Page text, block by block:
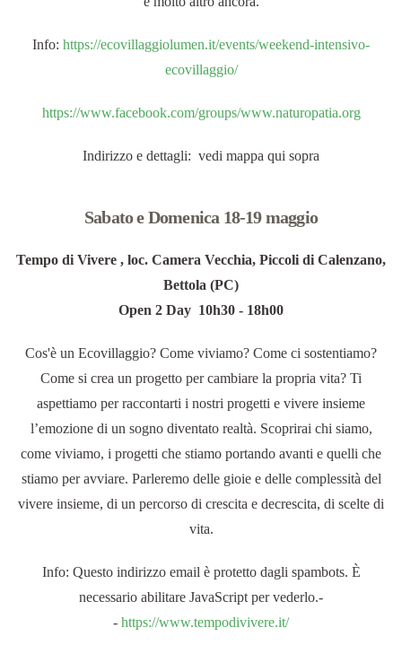
Info: https://ecovillaggiolumen.it/events/weekend-intensivo-
ecovillaggio/
https://www.facebook.com/groups/www.naturopatia.org
Indirizzo e dettagli: vedi mappa qui sopra
Sabato e Domenica 18-19 maggio
Tempo di Vivere , loc. Camera Vecchia, Piccoli di Calenzano,
Bettola (PC)
Open 2 Day 10h30 - 18h00
Cos'è un Ecovillaggio? Come viviamo? Come ci sostentiamo?
Come si crea un progetto per cambiare la propria vita? Ti
aspettiamo per raccontarti i nostri progetti e vivere insieme
l’emozione di un sogno diventato realtà. Scoprirai chi siamo,
come viviamo, i progetti che stiamo portando avanti e quelli che
stiamo per avviare. Parleremo delle gioie e delle complessità del
vivere insieme, di un percorso di crescita e decrescita, di scelte di
vita.
Info: Questo indirizzo email è protetto dagli spambots. È
necessario abilitare JavaScript per vederlo.-
- https://www.tempodivivere.it/